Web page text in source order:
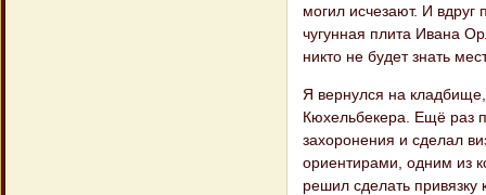
могил исчезают. И
чугунная плита Ивана
никто не будет знать
Я вернулся на
Кюхельбекера. Ещё раз
захоронения и сделал
ориентирами, одним из
решил сделать